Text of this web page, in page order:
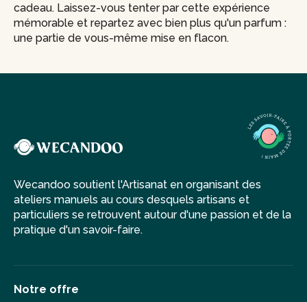
cadeau. Laissez-vous tenter par cette expérience
mémorable et repartez avec bien plus qu'un parfum :
une partie de vous-même mise en flacon.
Wecandoo soutient l'Artisanat en organisant des
ateliers manuels au cours desquels artisans et
particuliers se retrouvent autour d'une passion et de la
pratique d'un savoir-faire.
Notre offre